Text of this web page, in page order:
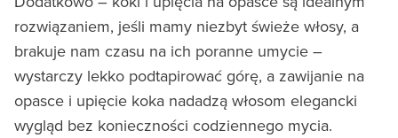
rozwiązaniem, jeśli mamy niezbyt świeże włosy, a
brakuje nam czasu na ich poranne umycie –
wystarczy lekko podtapirować górę, a zawijanie na
opasce i upięcie koka nadadzą włosom elegancki
wygląd bez konieczności codziennego mycia.